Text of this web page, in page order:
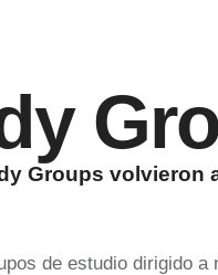
Groups volvieron
de estudio dirigido